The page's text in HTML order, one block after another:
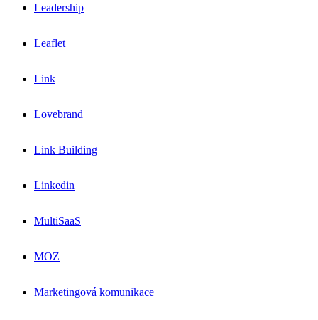
Leadership
Leaflet
Link
Lovebrand
Link Building
Linkedin
MultiSaaS
MOZ
Marketingová komunikace